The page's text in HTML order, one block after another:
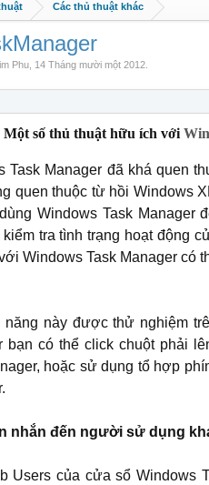
Các thủ thuật khác
Phu 14 Tháng mười một 2012
Một số thủ thuật hữu ích với
Task Manager đã khá quen
quen thuộc từ hồi Windows
Windows Task
tra tình trạng hoạt động
Windows Task Manager có
năng này được thử nghiệm
bạn có thể click chuột phải
hoặc sử dụng tổ hợp
nhắn đến người sử dụng
Users của cửa sổ Windows